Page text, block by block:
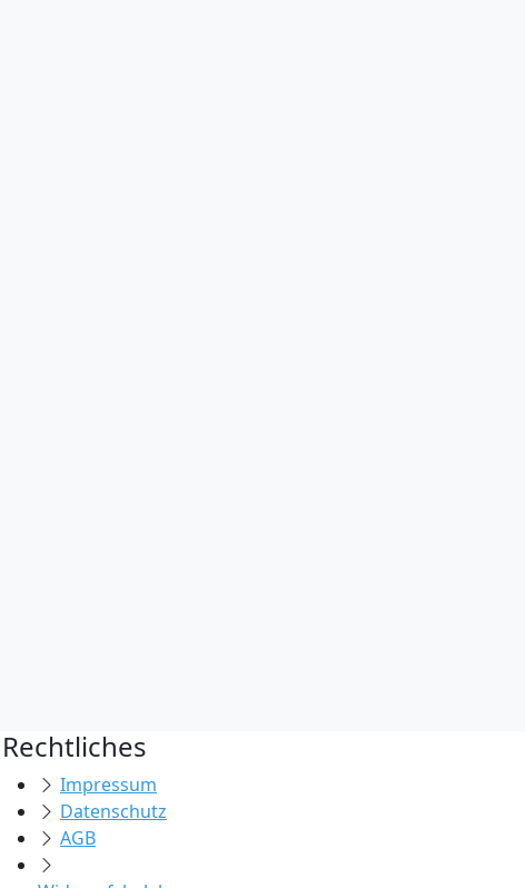
Rechtliches
Impressum
Datenschutz
AGB